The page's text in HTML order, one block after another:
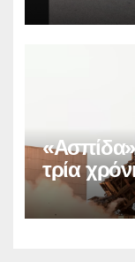
τρία